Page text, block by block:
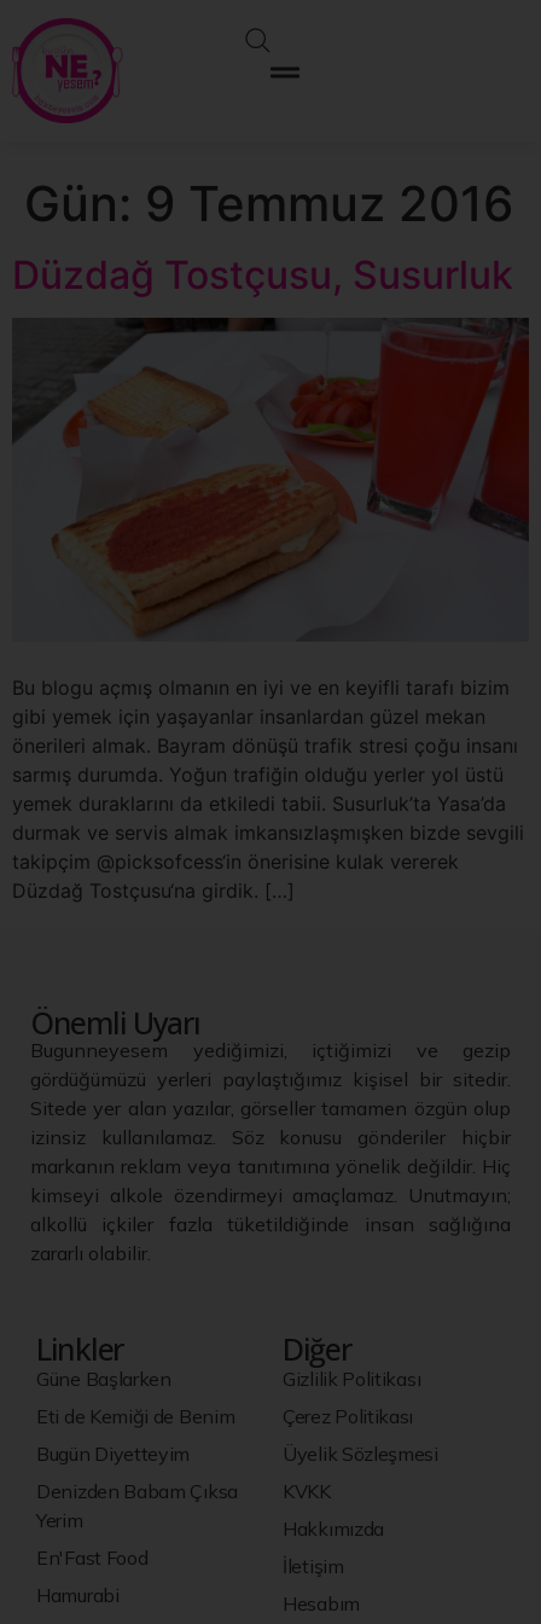
Gün: 9 Temmuz 2016
Düzdağ Tostçusu, Susurluk
Bu blogu açmış olmanın en iyi ve en keyifli tarafı bizim
gibi yemek için yaşayanlar insanlardan güzel mekan
önerileri almak. Bayram dönüşü trafik stresi çoğu insanı
sarmış durumda. Yoğun trafiğin olduğu yerler yol üstü
yemek duraklarını da etkiledi tabii. Susurluk’ta Yasa’da
durmak ve servis almak imkansızlaşmışken bizde sevgili
takipçim @picksofcess‘in önerisine kulak vererek
Düzdağ Tostçusu‘na girdik. […]
Önemli Uyarı
Bugunneyesem yediğimizi, içtiğimizi ve gezip
gördüğümüzü yerleri paylaştığımız kişisel bir sitedir.
Sitede yer alan yazılar, görseller tamamen özgün olup
izinsiz kullanılamaz. Söz konusu gönderiler hiçbir
markanın reklam veya tanıtımına yönelik değildir. Hiç
kimseyi alkole özendirmeyi amaçlamaz. Unutmayın;
alkollü içkiler fazla tüketildiğinde insan sağlığına
zararlı olabilir.
Linkler
Güne Başlarken
Eti de Kemiği de Benim
Bugün Diyetteyim
Denizden Babam Çıksa
Yerim
En'Fast Food
Hamurabi
Diğer
Gizlilik Politikası
Çerez Politikası
Üyelik Sözleşmesi
KVKK
Hakkımızda
İletişim
Hesabım